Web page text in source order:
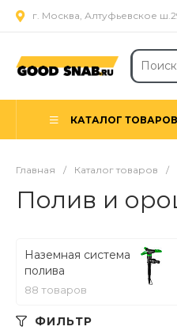
г. Москва, Алтуфьевское
КАТАЛОГ ТОВАРОВ
Главная / Каталог товаров /
Полив и
Наземная система
полива
88 товаров
ФИЛЬТР